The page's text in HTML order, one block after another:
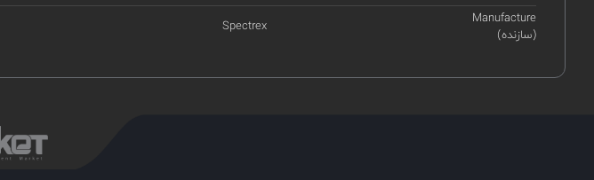
Manufacture
(سازنده)
Spectrex